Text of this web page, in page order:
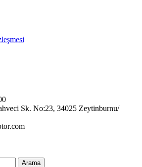
Sk. No:23, 34025 Zeytinburnu/
Arama